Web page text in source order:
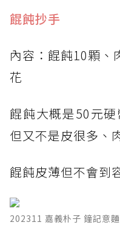
​餛飩抄手
內容：餛飩10顆、
花
餛飩大概是50元
但又不是皮很多、
餛飩皮薄但不會到
202311 嘉義朴子 鐘記意麵